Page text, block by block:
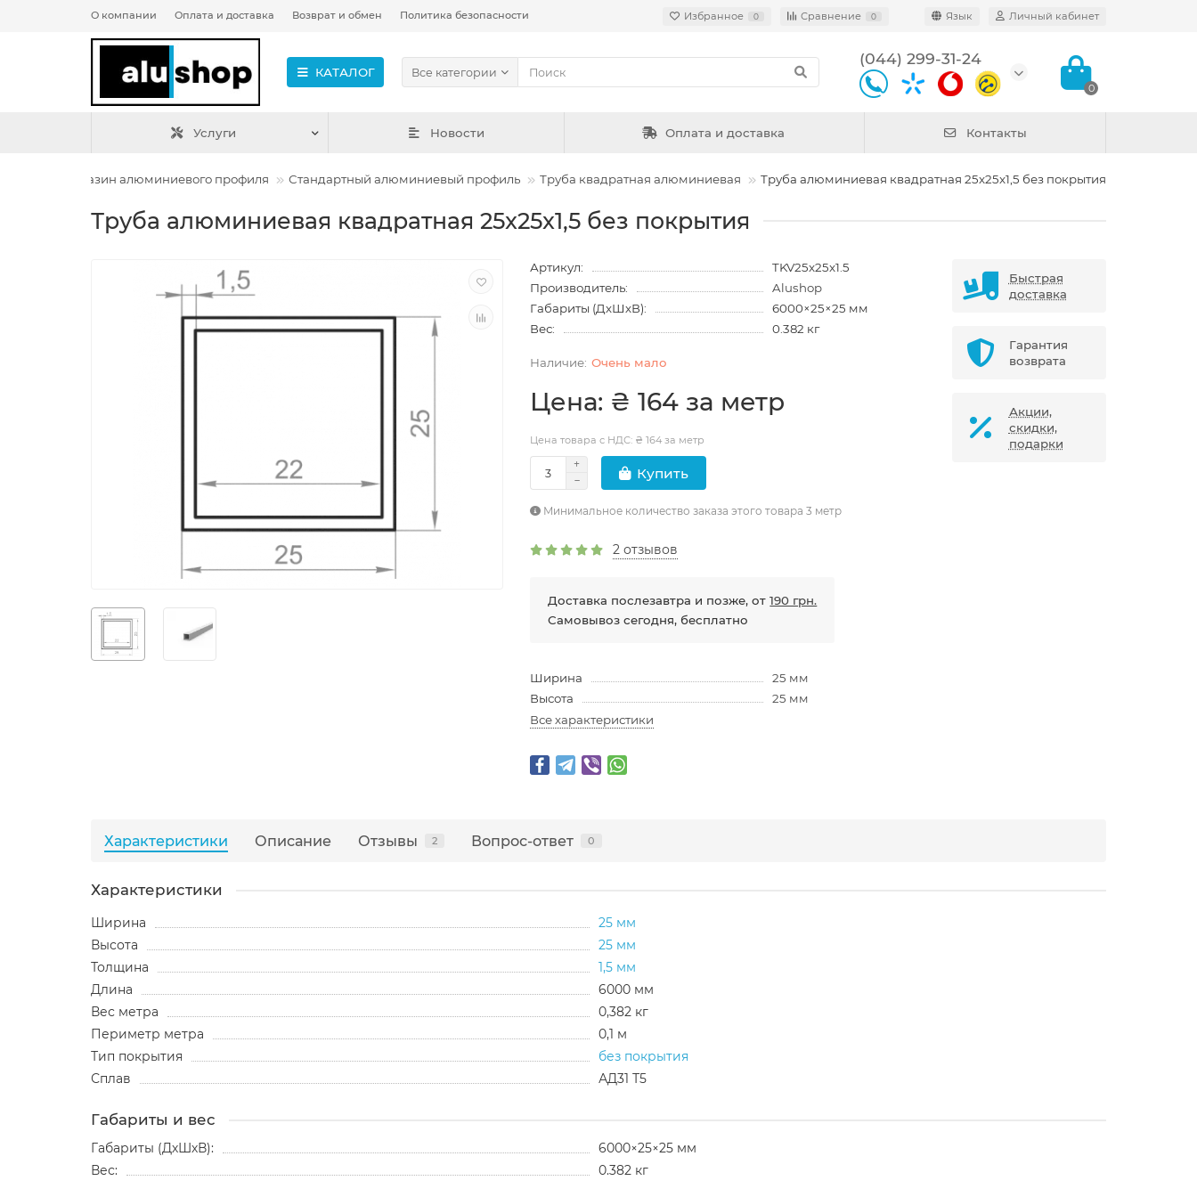
О компании Оплата и доставка Возврат и обмен Политика безопасности Избранное 0 Сравнение 0 Язык Личный кабинет
КАТАЛОГ Все категории
(044) 299-31-24
0
Услуги Новости Оплата и доставка Контакты
Интернет магазин алюминиевого профиля Стандартный алюминиевый профиль Труба квадратная алюминиевая Труба алюминиевая квадратная 25x25x1,5 без покрытия
Труба алюминиевая квадратная 25x25x1,5 без покрытия
Артикул:
TKV25x25x1.5
Производитель:
Alushop
Габариты (ДхШхВ):
6000×25×25 мм
Вес:
0.382 кг
Очень мало
Цена: ₴ 164 за метр
Цена товара с НДС: ₴ 164 за метр
Купить
Минимальное количество заказа этого товара 3 метр
2 отзывов
Доставка послезавтра и позже, от190 грн.
Самовывоз сегодня, бесплатно
Ширина
25 мм
Высота
25 мм
Все характеристики
Быстрая
доставка
Гарантия
возврата
Акции,
скидки,
подарки
Характеристики Описание Отзывы 2 Вопрос-ответ 0
Характеристики
Ширина
25 мм
Высота
25 мм
Толщина
1,5 мм
Длина
6000 мм
Вес метра
0,382 кг
Периметр метра
0,1 м
Тип покрытия
без покрытия
Сплав
АД31 Т5
Габариты и вес
Габариты (ДхШхВ):
6000×25×25 мм
Вес:
0.382 кг